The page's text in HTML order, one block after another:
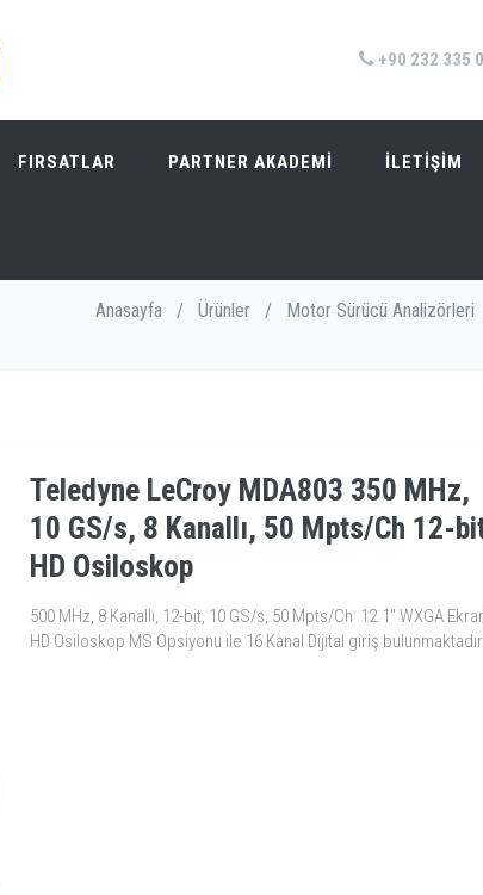
+90 232 335
FIRSATLAR PARTNER AKADEMİ İLETİŞİM
Anasayfa / Ürünler / Motor Sürücü Analizörleri
Teledyne LeCroy MDA803 350 MHz,
10 GS/s, 8 Kanallı, 50 Mpts/Ch 12-
HD Osiloskop
500 MHz, 8 Kanallı, 12-bit, 10 GS/s, 50 Mpts/Ch 12.1" WXGA
HD Osiloskop MS Opsiyonu ile 16 Kanal Dijital giriş bulunmaktadır.